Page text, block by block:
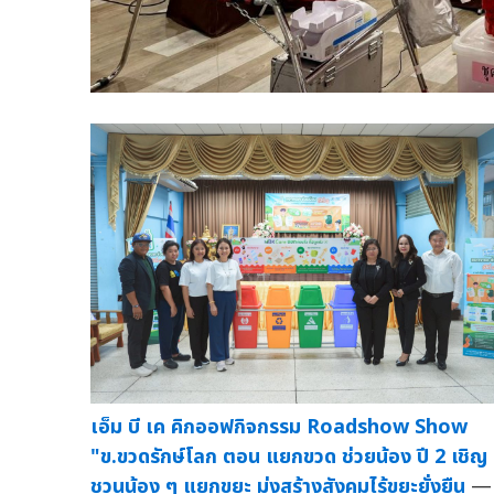
เอ็ม บี เค คิกออฟกิจกรรม Roadshow Show
"ข.ขวดรักษ์โลก ตอน แยกขวด ช่วยน้อง ปี 2 เชิญ
ชวนน้อง ๆ แยกขยะ มุ่งสร้างสังคมไร้ขยะยั่งยืน —